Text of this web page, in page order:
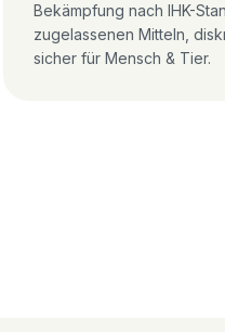
Bekämpfung nach IHK-
zugelassenen Mitteln,
sicher für Mensch & Tier.